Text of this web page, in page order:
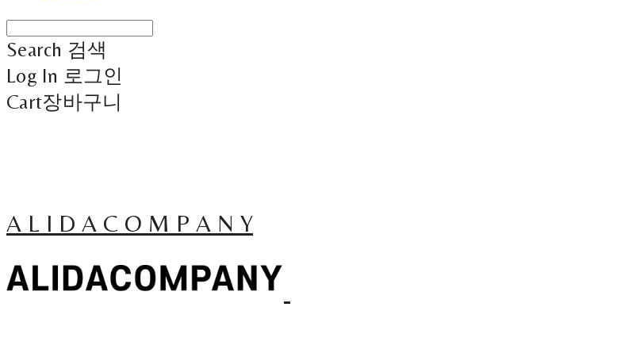
Search 검색
Log In 로그인
Cart장바구니
A L I D A C O M P A N Y